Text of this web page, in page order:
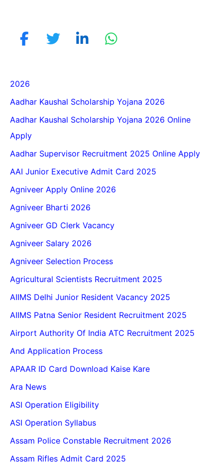
2026
Aadhar Kaushal Scholarship Yojana 2026
Aadhar Kaushal Scholarship Yojana 2026 Online
Apply
Aadhar Supervisor Recruitment 2025 Online Apply
AAI Junior Executive Admit Card 2025
Agniveer Apply Online 2026
Agniveer Bharti 2026
Agniveer GD Clerk Vacancy
Agniveer Salary 2026
Agniveer Selection Process
Agricultural Scientists Recruitment 2025
AIIMS Delhi Junior Resident Vacancy 2025
AIIMS Patna Senior Resident Recruitment 2025
Airport Authority Of India ATC Recruitment 2025
And Application Process
APAAR ID Card Download Kaise Kare
Ara News
ASI Operation Eligibility
ASI Operation Syllabus
Assam Police Constable Recruitment 2026
Assam Rifles Admit Card 2025